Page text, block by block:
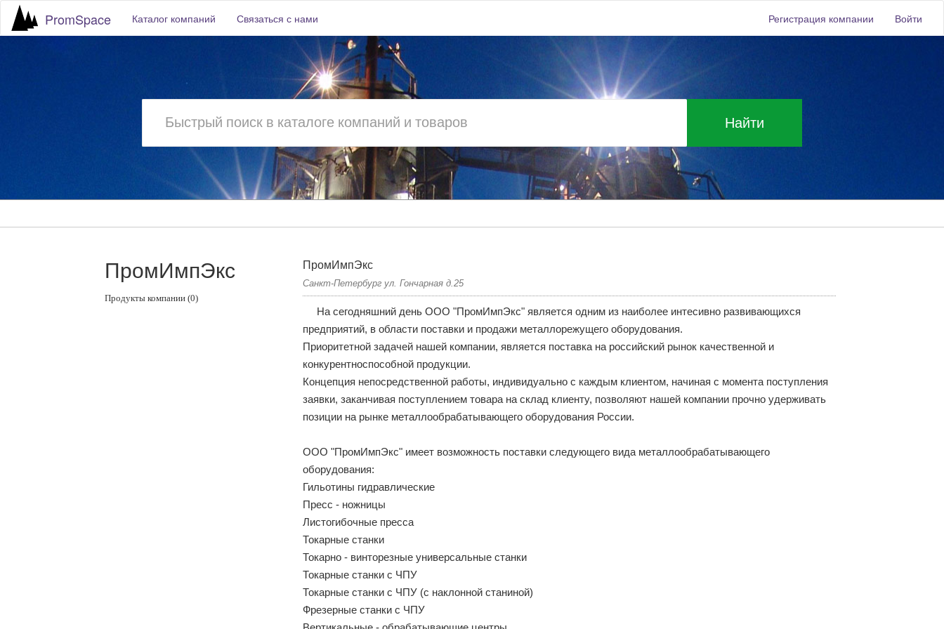
PromSpace Каталог компаний Связаться с нами Регистрация компании Войти
Найти
ПромИмпЭкс
Продукты компании (0)
ПромИмпЭкс
Санкт-Петербург ул. Гончарная д.25
На сегодняшний день ООО "ПромИмпЭкс" является одним из наиболее интесивно развивающихся
предприятий, в области поставки и продажи металлорежущего оборудования.
Приоритетной задачей нашей компании, является поставка на российский рынок качественной и
конкурентноспособной продукции.
Концепция непосредственной работы, индивидуально с каждым клиентом, начиная с момента поступления
заявки, заканчивая поступлением товара на склад клиенту, позволяют нашей компании прочно удерживать
позиции на рынке металлообрабатывающего оборудования России.
ООО "ПромИмпЭкс" имеет возможность поставки следующего вида металлообрабатывающего
оборудования:
Гильотины гидравлические
Пресс - ножницы
Листогибочные пресса
Токарные станки
Токарно - винторезные универсальные станки
Токарные станки с ЧПУ
Токарные станки с ЧПУ (с наклонной станиной)
Фрезерные станки с ЧПУ